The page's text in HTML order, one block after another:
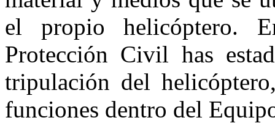
el propio helicóptero.
Protección Civil has
tripulación del
funciones dentro del